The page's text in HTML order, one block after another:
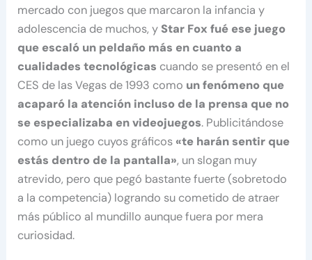
mercado con juegos que marcaron la infancia y
adolescencia de muchos, y Star Fox fué ese juego
que escaló un peldaño más en cuanto a
cualidades tecnológicas cuando se presentó en el
CES de las Vegas de 1993 como un fenómeno que
acaparó la atención incluso de la prensa que no
se especializaba en videojuegos. Publicitándose
como un juego cuyos gráficos «te harán sentir que
estás dentro de la pantalla», un slogan muy
atrevido, pero que pegó bastante fuerte (sobretodo
a la competencia) logrando su cometido de atraer
más público al mundillo aunque fuera por mera
curiosidad.